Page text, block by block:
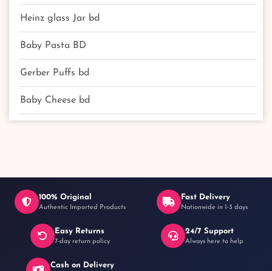
Heinz glass Jar bd
Baby Pasta BD
Gerber Puffs bd
Baby Cheese bd
100% Original
Authentic Imported Products
Fast Delivery
Nationwide in 1-3 days
Easy Returns
7-day return policy
24/7 Support
Always here to help
Cash on Delivery